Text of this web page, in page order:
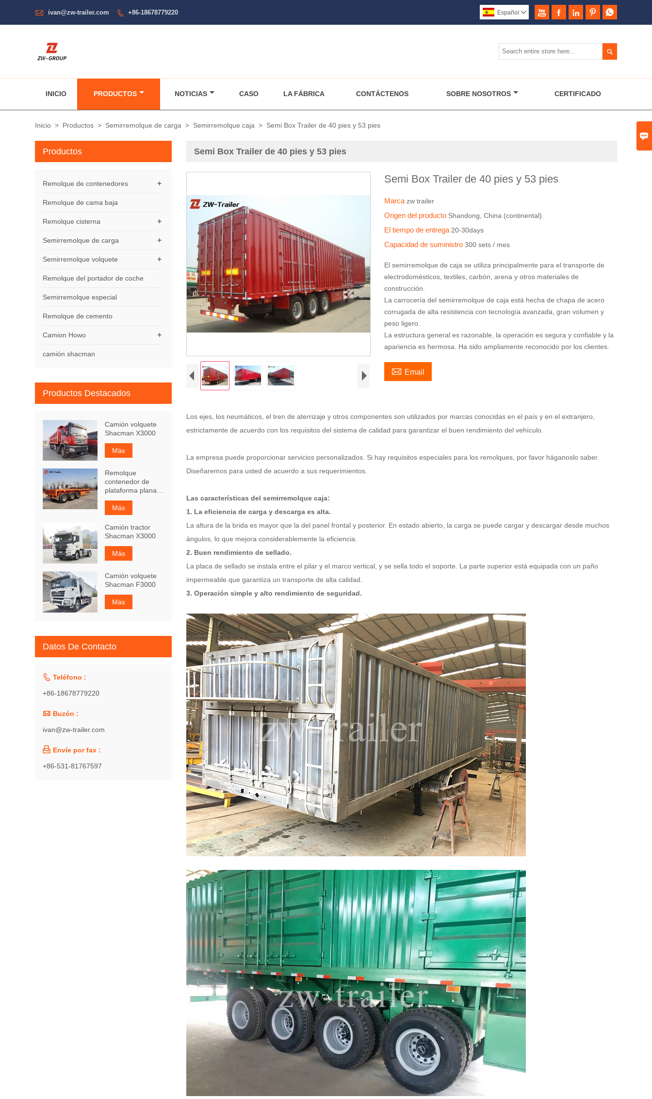

 ivan@zw-trailer.com  +86-18678779220     
Español 

INICIO PRODUCTOS NOTICIAS CASO LA FÁBRICA CONTÁCTENOS SOBRE NOSOTROS CERTIFICADO
Inicio > Productos > Semirremolque de carga > Semirremolque caja > Semi Box Trailer de 40 pies y 53 pies
Semi Box Trailer de 40 pies y 53 pies
Semi Box Trailer de 40 pies y 53 pies
Marcazw trailer
Origen del producto Shandong, China (continental)
El tiempo de entrega 20-30days
Capacidad de suministro300 sets / mes
El semirremolque de caja se utiliza principalmente para el transporte de
electrodomésticos, textiles, carbón, arena y otros materiales de
construcción.
La carrocería del semirremolque de caja está hecha de chapa de acero
corrugada de alta resistencia con tecnología avanzada, gran volumen y
peso ligero.
La estructura general es razonable, la operación es segura y confiable y la
apariencia es hermosa. Ha sido ampliamente reconocido por los clientes.
 Email
Los ejes, los neumáticos, el tren de aterrizaje y otros componentes son utilizados por marcas conocidas en el país y en el extranjero,
estrictamente de acuerdo con los requisitos del sistema de calidad para garantizar el buen rendimiento del vehículo.
La empresa puede proporcionar servicios personalizados. Si hay requisitos especiales para los remolques, por favor háganoslo saber.
Diseñaremos para usted de acuerdo a sus requerimientos.
Las características del semirremolque caja:
1. La eficiencia de carga y descarga es alta.
La altura de la brida es mayor que la del panel frontal y posterior. En estado abierto, la carga se puede cargar y descargar desde muchos
ángulos, lo que mejora considerablemente la eficiencia.
2. Buen rendimiento de sellado.
La placa de sellado se instala entre el pilar y el marco vertical, y se sella todo el soporte. La parte superior está equipada con un paño
impermeable que garantiza un transporte de alta calidad.
3. Operación simple y alto rendimiento de seguridad.
Productos
+
Remolque de contenedores
Remolque de cama baja
+
Remolque cisterna
+
Semirremolque de carga
+
Semirremolque volquete
Remolque del portador de coche
Semirremolque especial
Remolque de cemento
+
Camion Howo
camión shacman
Productos Destacados
Camión volquete
Shacman X3000
Más
Remolque
contenedor de
plataforma plana
de 3 ejes y 40 pies
Más
Camión tractor
Shacman X3000
Más
Camión volquete
Shacman F3000
Más
Datos De Contacto
 Teléfono :
+86-18678779220
 Buzón :
ivan@zw-trailer.com
 Envíe por fax :
+86-531-81767597